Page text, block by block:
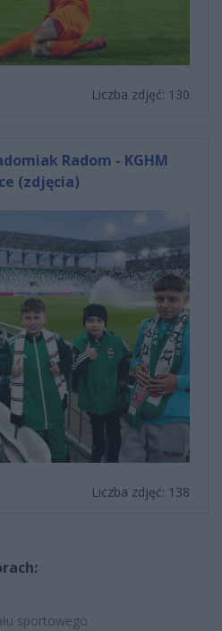
Liczba zdjęć: 130
Radom - KGHM
(zdjęcia)
Liczba zdjęć: 138
sportowego